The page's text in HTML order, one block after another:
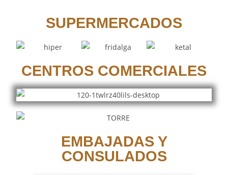
SUPERMERCADOS
CENTROS COMERCIALES
EMBAJADAS Y
CONSULADOS